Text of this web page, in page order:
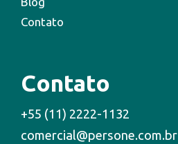
Contato
Contato
+55 (11) 2222-1132
comercial@persone.com.br